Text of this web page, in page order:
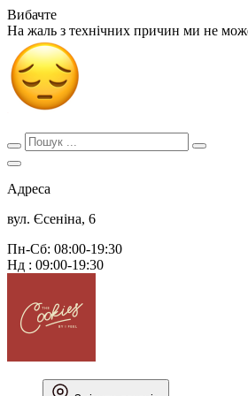
Вибачте
На жаль з технічних причин ми не
Адреса
вул. Єсеніна, 6
Пн-Сб: 08:00-19:30
Нд : 09:00-19:30